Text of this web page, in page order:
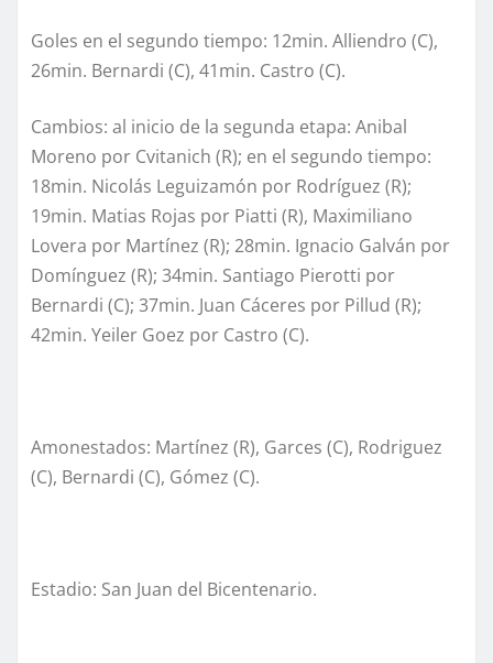
Goles en el segundo tiempo: 12min. Alliendro (C),
26min. Bernardi (C), 41min. Castro (C).
Cambios: al inicio de la segunda etapa: Anibal
Moreno por Cvitanich (R); en el segundo tiempo:
18min. Nicolás Leguizamón por Rodríguez (R);
19min. Matias Rojas por Piatti (R), Maximiliano
Lovera por Martínez (R); 28min. Ignacio Galván por
Domínguez (R); 34min. Santiago Pierotti por
Bernardi (C); 37min. Juan Cáceres por Pillud (R);
42min. Yeiler Goez por Castro (C).
Amonestados: Martínez (R), Garces (C), Rodriguez
(C), Bernardi (C), Gómez (C).
Estadio: San Juan del Bicentenario.